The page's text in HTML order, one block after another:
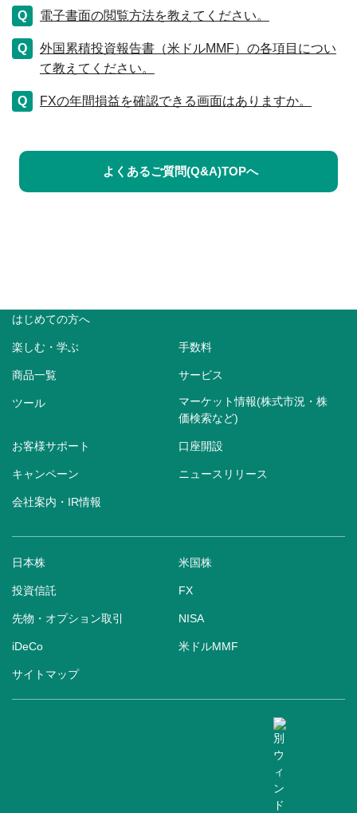
電子書面の閲覧方法を教えてください。
外国累積投資報告書（米ドルMMF）の各項目につい
て教えてください。
FXの年間損益を確認できる画面はありますか。
よくあるご質問(Q&A)TOPへ
はじめての方へ
楽しむ・学ぶ 手数料
商品一覧 サービス
ツール
マーケット情報(株式市況・株
価検索など)
お客様サポート 口座開設
キャンペーン ニュースリリース
会社案内・IR情報
日本株 米国株
投資信託 FX
先物・オプション取引 NISA
iDeCo 米ドルMMF
サイトマップ